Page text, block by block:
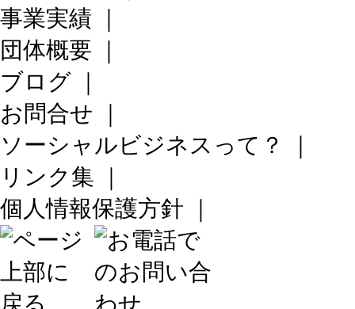
事業実績 ｜
団体概要 ｜
ブログ ｜
お問合せ ｜
ソーシャルビジネスって？
｜
リンク集 ｜
個人情報保護方針 ｜